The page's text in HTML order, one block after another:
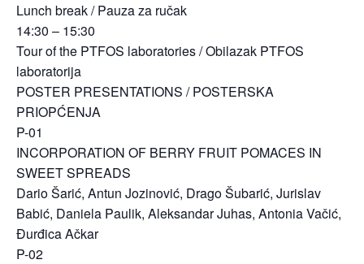
Lunch break / Pauza za ručak
14:30 – 15:30
Tour of the PTFOS laboratories / Obilazak PTFOS
laboratorija
POSTER PRESENTATIONS / POSTERSKA
PRIOPĆENJA
P-01
INCORPORATION OF BERRY FRUIT POMACES IN
SWEET SPREADS
Dario Šarić, Antun Jozinović, Drago Šubarić, Jurislav
Babić, Daniela Paulik, Aleksandar Juhas, Antonia Vačić,
Đurđica Ačkar
P-02